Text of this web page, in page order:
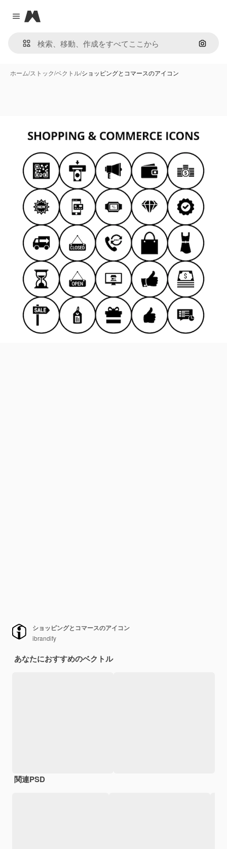
Close menu
Magnific
画像で
ホーム/ストック/ベクトル/ショッピングとコマースのアイコン
ショッピングとコマースのアイコン
ibrandify
あなたにおすすめのベクトル
関連PSD